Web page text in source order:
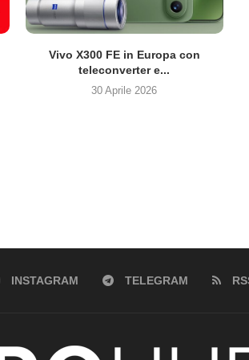
Vivo X300 FE in Europa con
teleconverter e...
30 Aprile 2026
INSTAGRAM TELEGRAM